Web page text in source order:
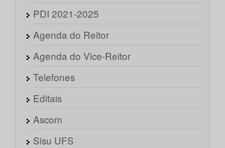
PDI 2021-2025
Agenda do Reitor
Agenda do Vice-Reitor
Telefones
Editais
Ascom
Sisu UFS